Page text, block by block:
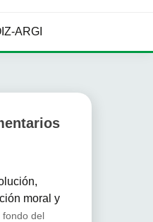
ARGI
moral y
del